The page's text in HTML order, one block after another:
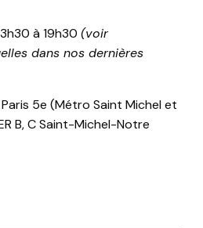
à 19h30 (voir
dans nos dernières
5e (Métro Saint Michel et
B, C Saint-Michel-Notre